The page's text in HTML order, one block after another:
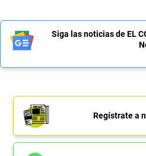
Siga las noticias de EL
Regístrate a